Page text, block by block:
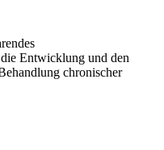
Entwicklung und den
chronischer